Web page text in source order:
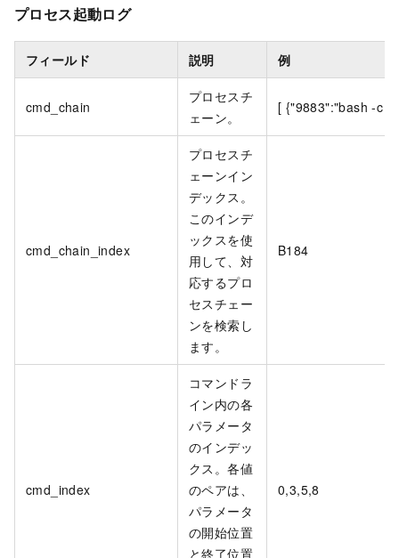
プロセス起動ログ
フィールド 説明 例
cmd_chain
プロセスチ
ェーン。
[ {"9883":"bash -c
cmd_chain_index
プロセスチ
ェーンイン
デックス。
このインデ
ックスを使
用して、対
応するプロ
セスチェー
ンを検索し
ます。
B184
cmd_index
コマンドラ
イン内の各
パラメータ
のインデッ
クス。各値
のペアは、
パラメータ
の開始位置
と終了位置
0,3,5,8